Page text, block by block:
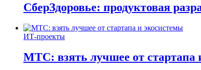
СберЗдоровье: продуктовая
ИТ-проекты
МТС: взять лучшее от стартапа